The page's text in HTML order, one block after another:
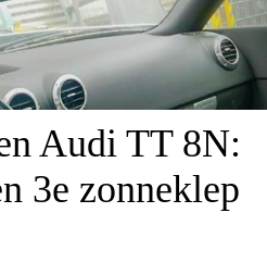
Audi TT 8N:
3e zonneklep